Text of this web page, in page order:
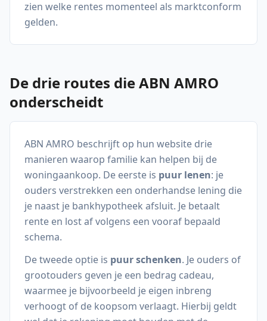
zien welke rentes momenteel als marktconform
gelden.
De drie routes die ABN AMRO
onderscheidt
ABN AMRO beschrijft op hun website drie
manieren waarop familie kan helpen bij de
woningaankoop. De eerste is puur lenen: je
ouders verstrekken een onderhandse lening die
je naast je bankhypotheek afsluit. Je betaalt
rente en lost af volgens een vooraf bepaald
schema.
De tweede optie is puur schenken. Je ouders of
grootouders geven je een bedrag cadeau,
waarmee je bijvoorbeeld je eigen inbreng
verhoogt of de koopsom verlaagt. Hierbij geldt